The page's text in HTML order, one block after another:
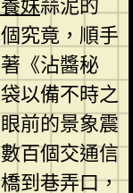
妹蒜泥的
究竟，順手
《沾醬秘
以備不時之
前的景象震
百個交通信
到巷弄口，